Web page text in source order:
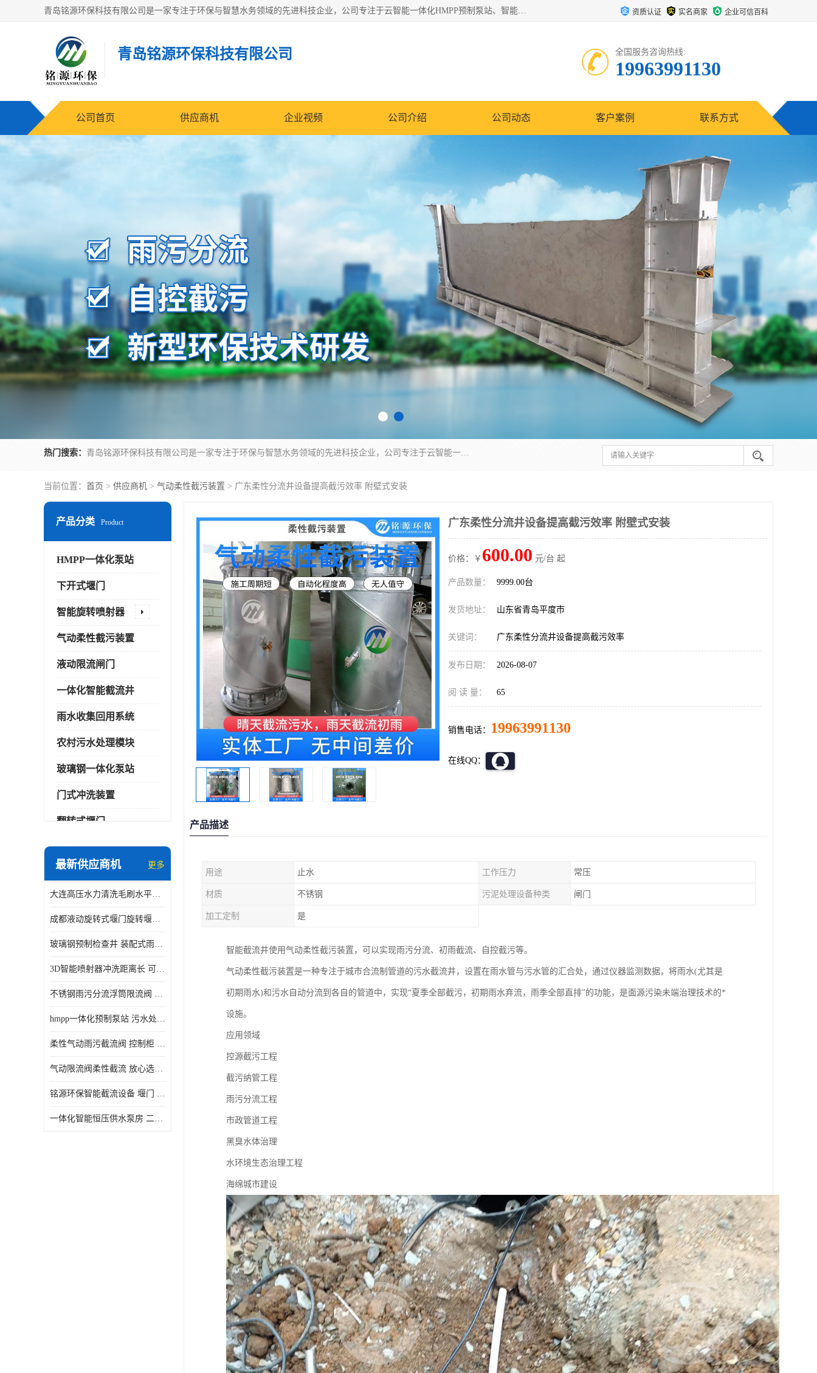
青岛铭源环保科技有限公司是一家专注于环保与智慧水务领域的先进科技企业，公司专注于云智能一体化HMPP预制泵站、智能截流井设备、调蓄池雨洪管理设备、水务循环利用、云智慧水务开发及新型环保技术研发等领域。 资质认证 实名商家 企业可信百科
青岛铭源环保科技有限公司 全国服务咨询热线:
19963991130
公司首页 供应商机 企业视频 公司介绍 公司动态 客户案例 联系方式
热门搜索： 青岛铭源环保科技有限公司是一家专注于环保与智慧水务领域的先进科技企业，公司专注于云智能一体化HMPP预制泵站、智能截流井设备、调蓄池雨洪管理设备、水务循环利用、云智慧水务开发及新型环保技术研发等领域。
当前位置： 首页 > 供应商机 > 气动柔性截污装置 > 广东柔性分流井设备提高截污效率 附壁式安装
产品分类 Product
HMPP一体化泵站
下开式堰门
智能旋转喷射器
气动柔性截污装置
液动限流闸门
一体化智能截流井
雨水收集回用系统
农村污水处理模块
玻璃钢一体化泵站
门式冲洗装置
翻转式堰门
智能一体化雨水泵站
智能一体化供水泵房
智能一体化净水设备
最新供应商机 更多
大连高压水力清洗毛刷水平自清洁滚刷 水力自动冲洗系统 水力清洗
成都液动旋转式堰门旋转堰门 自动控制 SUS304
玻璃钢预制检查井 装配式雨水污水井 初期弃流井 源头厂家
3D智能喷射器冲洗距离长 可270度旋转 高强度水压远距离喷洗
不锈钢雨污分流浮筒限流阀 DN150-DN1000 品质可信
hmpp一体化预制泵站 污水处理系统 乡镇学校市政排水 厂家供应
柔性气动雨污截流阀 控制柜 远程控制安全性高检修方便
气动限流阀柔性截流 放心选购 控源截污铭源环保
铭源环保智能截流设备 堰门 铸铁调节闸门作用 源头商家 可定制
一体化智能恒压供水泵房 二次加压供水设备户外智慧泵房
广东柔性分流井设备提高截污效率 附壁式安装
价格：￥ 600.00 元/台 起
产品数量： 9999.00台
发货地址： 山东省青岛平度市
关键词： 广东柔性分流井设备提高截污效率
发布日期： 2026-08-07
阅 读 量： 65
销售电话： 19963991130
在线QQ：
产品描述
用途 止水 工作压力 常压
材质 不锈钢 污泥处理设备种类 闸门
加工定制 是
智能截流井使用气动柔性截污装置，可以实现雨污分流、初雨截流、自控截污等。
气动柔性截污装置是一种专注于城市合流制管道的污水截流井，设置在雨水管与污水管的汇合处，通过仪器监测数据，将雨水(尤其是
初期雨水)和污水自动分流到各自的管道中，实现“夏季全部截污，初期雨水弃流，雨季全部直排”的功能，是面源污染未端治理技术的*
设施。
应用领域
控源截污工程
截污纳管工程
雨污分流工程
市政管道工程
黑臭水体治理
水环境生态治理工程
海绵城市建设